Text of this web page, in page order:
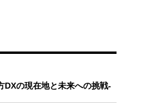
の現在地と未来への挑戦-